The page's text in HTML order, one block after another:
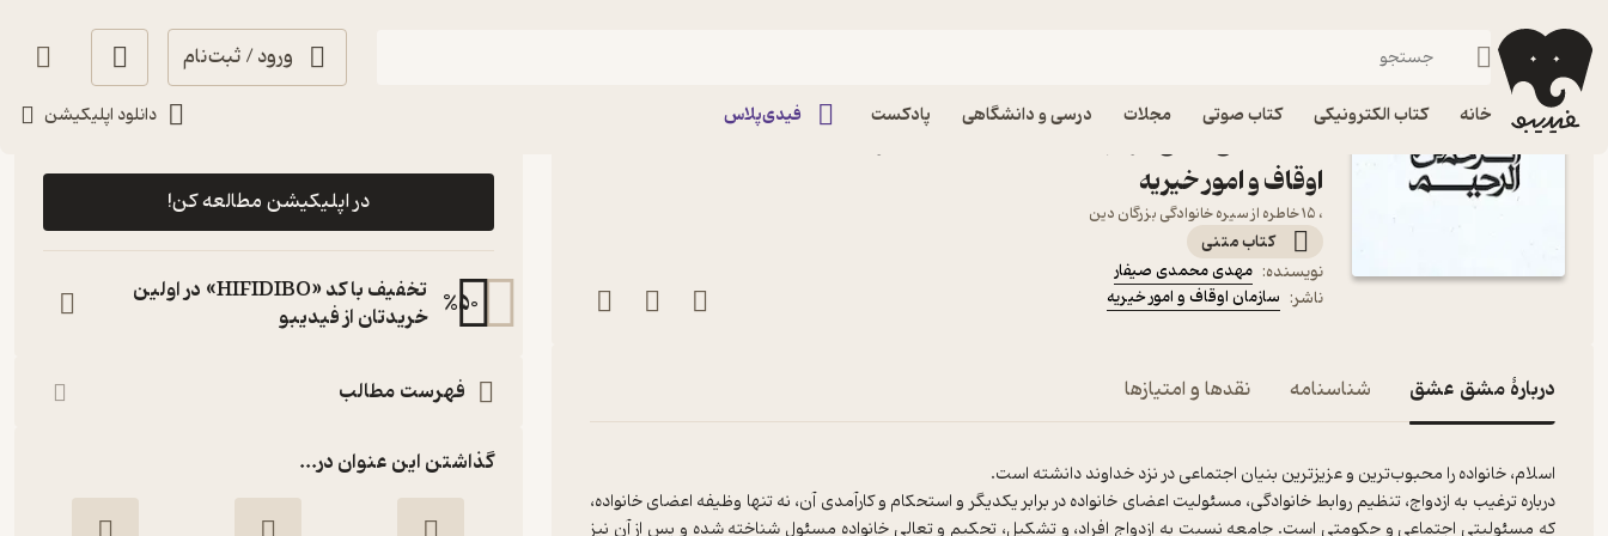
ورود / ثبت‌نام
خانه کتاب الکترونیکی کتاب صوتی مجلات درسی و دانشگاهی پادکست فیدی‌پلاس دانلود اپلیکیشن
فیدیبو کتاب الکترونیکی
اوقاف و امور خیریه
، ۱۵ خاطره از سیره خانوادگی بزرگان دین
کتاب متنی
نویسنده: مهدی محمدی صیفار
ناشر: سازمان اوقاف و امور خیریه
دربارۀ مشق عشق شناسنامه نقدها و امتیازها
درباره ترغیب به ازدواج، تنظیم روابط خانوادگی، مسئولیت اعضای خانواده در برابر یکدیگر و استحکام و کارآمدی آن، نه تنها وظیفه اعضای خانواده،
که مسئولیتی اجتماعی و حکومتی است. جامعه نسبت به ازدواج افراد، و تشکیل، تحکیم و تعالی خانواده مسئول شناخته شده و پس از آن نیز
رایگان
در اپلیکیشن مطالعه کن!
%50
تخفیف با کد «HIFIDIBO» در اولین
خریدتان از فیدیبو
فهرست مطالب
گذاشتن این عنوان در...